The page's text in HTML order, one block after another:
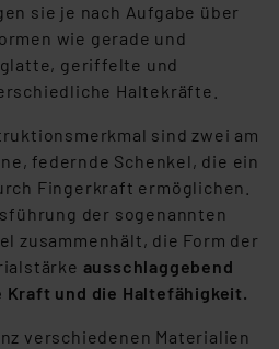
sie je nach Aufgabe über
wie gerade und
geriffelte und
Haltekräfte.
sind zwei am
federnde Schenkel, die ein
Fingerkraft ermöglichen.
der sogenannten
zusammenhält, die Form der
ausschlaggebend
und die Haltefähigkeit.
verschiedenen Materialien